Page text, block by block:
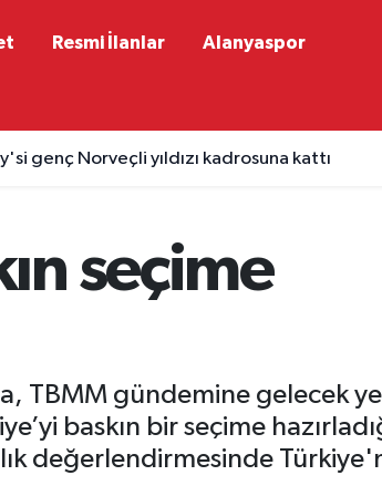
Resmi İlanlar Alanyaspor
genç Norveçli yıldızı kadrosuna kattı
seçime
TBMM gündemine gelecek
baskın bir seçime
değerlendirmesinde